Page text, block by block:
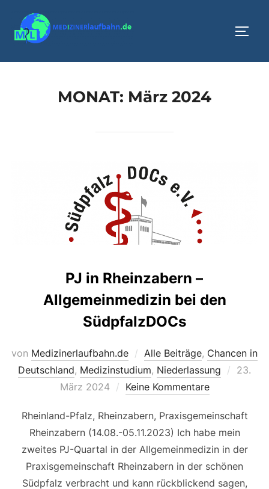
Inhalt
springen
MONAT: März 2024
PJ in Rheinzabern –
Allgemeinmedizin bei den
SüdpfalzDOCs
von Medizinerlaufbahn.de Alle Beiträge, Chancen in
Deutschland, Medizinstudium, Niederlassung
23.
März 2024
Keine Kommentare
Rheinland-Pfalz, Rheinzabern, Praxisgemeinschaft
Rheinzabern (14.08.-05.11.2023) Ich habe mein
zweites PJ-Quartal in der Allgemeinmedizin in der
Praxisgemeinschaft Rheinzabern in der schönen
Südpfalz verbracht und kann rückblickend sagen,